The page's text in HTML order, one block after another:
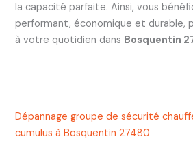
la capacité parfaite. Ainsi, vous
performant, économique et durable,
à votre quotidien dans Bosquentin
Dépannage groupe de sécurité
cumulus à Bosquentin 27480